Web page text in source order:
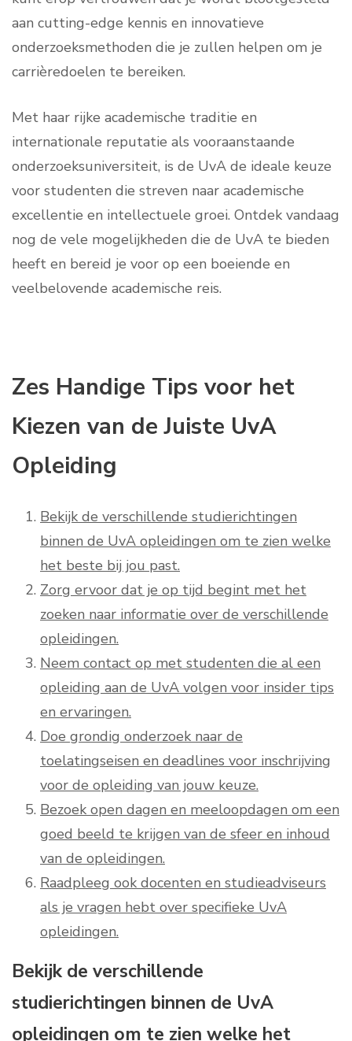
aan cutting-edge kennis en innovatieve
onderzoeksmethoden die je zullen helpen om je
carrièredoelen te bereiken.
Met haar rijke academische traditie en
internationale reputatie als vooraanstaande
onderzoeksuniversiteit, is de UvA de ideale keuze
voor studenten die streven naar academische
excellentie en intellectuele groei. Ontdek vandaag
nog de vele mogelijkheden die de UvA te bieden
heeft en bereid je voor op een boeiende en
veelbelovende academische reis.
Zes Handige Tips voor het
Kiezen van de Juiste UvA
Opleiding
Bekijk de verschillende studierichtingen
binnen de UvA opleidingen om te zien welke
het beste bij jou past.
Zorg ervoor dat je op tijd begint met het
zoeken naar informatie over de verschillende
opleidingen.
Neem contact op met studenten die al een
opleiding aan de UvA volgen voor insider tips
en ervaringen.
Doe grondig onderzoek naar de
toelatingseisen en deadlines voor inschrijving
voor de opleiding van jouw keuze.
Bezoek open dagen en meeloopdagen om een
goed beeld te krijgen van de sfeer en inhoud
van de opleidingen.
Raadpleeg ook docenten en studieadviseurs
als je vragen hebt over specifieke UvA
opleidingen.
Bekijk de verschillende
studierichtingen binnen de UvA
opleidingen om te zien welke het